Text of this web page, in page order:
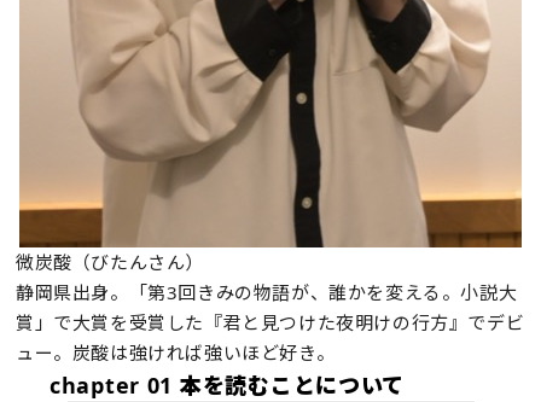
微炭酸（びたんさん）
静岡県出身。「第3回きみの物語が、誰かを変える。小説大
賞」で大賞を受賞した『君と見つけた夜明けの行方』でデビ
ュー。炭酸は強ければ強いほど好き。
chapter 01 本を読むことについて